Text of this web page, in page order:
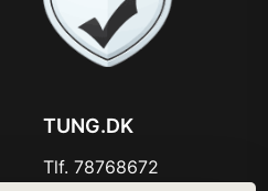
TUNG.DK
Tlf. 78768672